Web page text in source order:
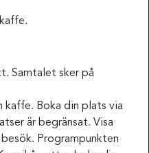
Samtalet sker på
kaffe. Boka din plats via
är begränsat. Visa
Programpunkten